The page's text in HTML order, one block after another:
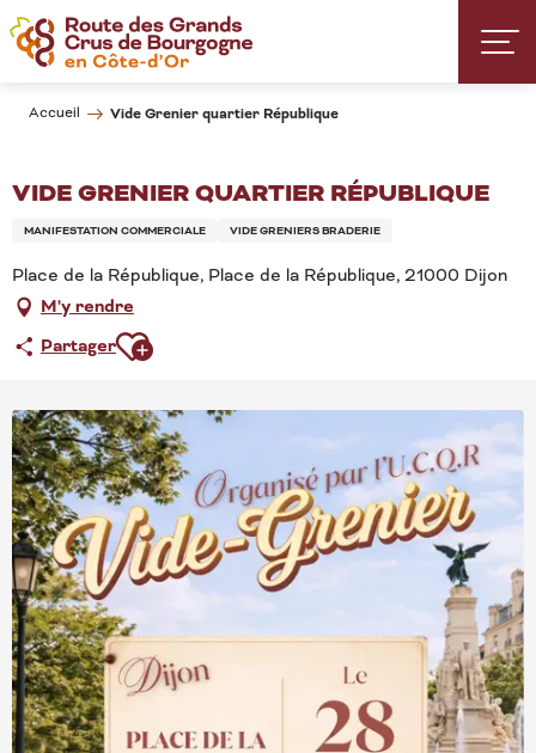
Aller
au
contenu
Accueil Vide Grenier quartier République
VIDE GRENIER QUARTIER RÉPUBLIQUE
MANIFESTATION COMMERCIALE VIDE GRENIERS BRADERIE
Place de la République, Place de la République, 21000 Dijon
M'y rendre
PartagerAjouter aux favoris